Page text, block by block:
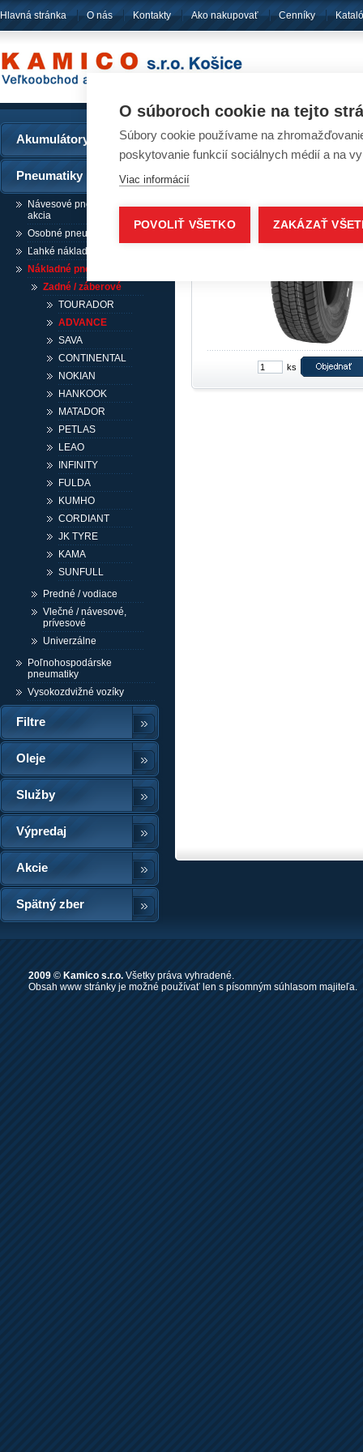
Hlavná stránka O nás Kontakty Ako nakupovať Cenníky
Akumulátory
Pneumatiky
Návesové pneumatiky /
akcia
Osobné pneumatiky
Ľahké nákladné pneumatiky
Nákladné pneumatiky
Zadné / záberové
TOURADOR
ADVANCE
SAVA
CONTINENTAL
NOKIAN
HANKOOK
MATADOR
PETLAS
LEAO
INFINITY
FULDA
KUMHO
CORDIANT
JK TYRE
KAMA
SUNFULL
Predné / vodiace
Vlečné / návesové,
prívesové
Univerzálne
Poľnohospodárske
pneumatiky
Vysokozdvižné vozíky
Filtre
Oleje
Služby
Výpredaj
Akcie
Spätný zber
Pneumatiky -
ks
2009 © Kamico s.r.o. Všetky práva vyhradené.
Obsah www stránky je možné používať len s písomným súhlasom majiteľa.
O súboroch cookie na tejto
Súbory cookie používame na
poskytovanie funkcií sociálnych médií a na
Viac informácií
POVOLIŤ VŠETKO ZAKÁZAŤ